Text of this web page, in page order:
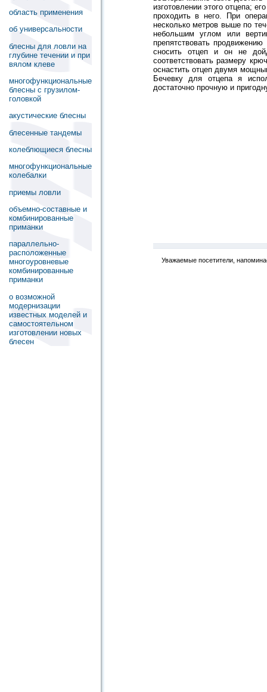
область применения
об универсальности
блесны для ловли на
глубине течении и при
вялом клеве
многофункциональные
блесны с грузилом-
головкой
акустические блесны
блесенные тандемы
колеблющиеся блесны
многофункциональные
колебалки
приемы ловли
объемно-составные и
комбинированные
приманки
параллельно-
расположенные
многоуровневые
комбинированные
приманки
о возможной
модернизации
известных моделей и
самостоятельном
изготовлении новых
блесен
изготовлении этого отцепа;
проходить в него. При
несколько метров выше по
небольшим углом или
препятствовать
сносить отцеп и он не
соответствовать размеру
оснастить отцеп двумя
Бечевку для отцепа я
достаточно прочную и
Уважаемые посетители,